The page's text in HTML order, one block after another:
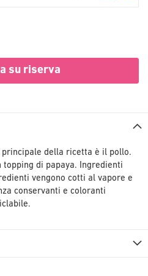
su riserva
principale della ricetta è il pollo.
di papaya. Ingredienti
vengono cotti al vapore e
conservanti e coloranti